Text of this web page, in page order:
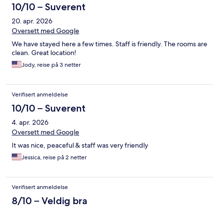
10/10 – Suverent
20. apr. 2026
Oversett med Google
We have stayed here a few times. Staff is friendly. The rooms are
clean. Great location!
Jody, reise på 3 netter
Verifisert anmeldelse
10/10 – Suverent
4. apr. 2026
Oversett med Google
It was nice, peaceful & staff was very friendly
Jessica, reise på 2 netter
Verifisert anmeldelse
8/10 – Veldig bra